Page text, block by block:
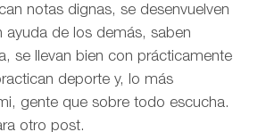
notas dignas, se desenvuelven
ayuda de los demás, saben
se llevan bien con prácticamente
deporte y, lo más
gente que sobre todo escucha.
otro post.